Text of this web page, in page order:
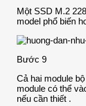
Một SSD M.2
model phổ biến
Bước 9
Cả hai module
module có thể
nếu cần thiết .